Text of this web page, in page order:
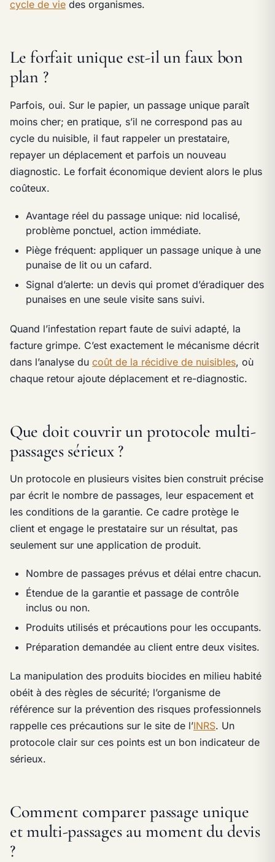
cycle de vie des organismes.
Le forfait unique est-il un faux bon
plan ?
Parfois, oui. Sur le papier, un passage unique paraît
moins cher; en pratique, s’il ne correspond pas au
cycle du nuisible, il faut rappeler un prestataire,
repayer un déplacement et parfois un nouveau
diagnostic. Le forfait économique devient alors le plus
coûteux.
Avantage réel du passage unique: nid localisé,
problème ponctuel, action immédiate.
Piège fréquent: appliquer un passage unique à une
punaise de lit ou un cafard.
Signal d’alerte: un devis qui promet d’éradiquer des
punaises en une seule visite sans suivi.
Quand l’infestation repart faute de suivi adapté, la
facture grimpe. C’est exactement le mécanisme décrit
dans l’analyse du coût de la récidive de nuisibles, où
chaque retour ajoute déplacement et re-diagnostic.
Que doit couvrir un protocole multi-
passages sérieux ?
Un protocole en plusieurs visites bien construit précise
par écrit le nombre de passages, leur espacement et
les conditions de la garantie. Ce cadre protège le
client et engage le prestataire sur un résultat, pas
seulement sur une application de produit.
Nombre de passages prévus et délai entre chacun.
Étendue de la garantie et passage de contrôle
inclus ou non.
Produits utilisés et précautions pour les occupants.
Préparation demandée au client entre deux visites.
La manipulation des produits biocides en milieu habité
obéit à des règles de sécurité; l’organisme de
référence sur la prévention des risques professionnels
rappelle ces précautions sur le site de l’INRS. Un
protocole clair sur ces points est un bon indicateur de
sérieux.
Comment comparer passage unique
et multi-passages au moment du devis
?